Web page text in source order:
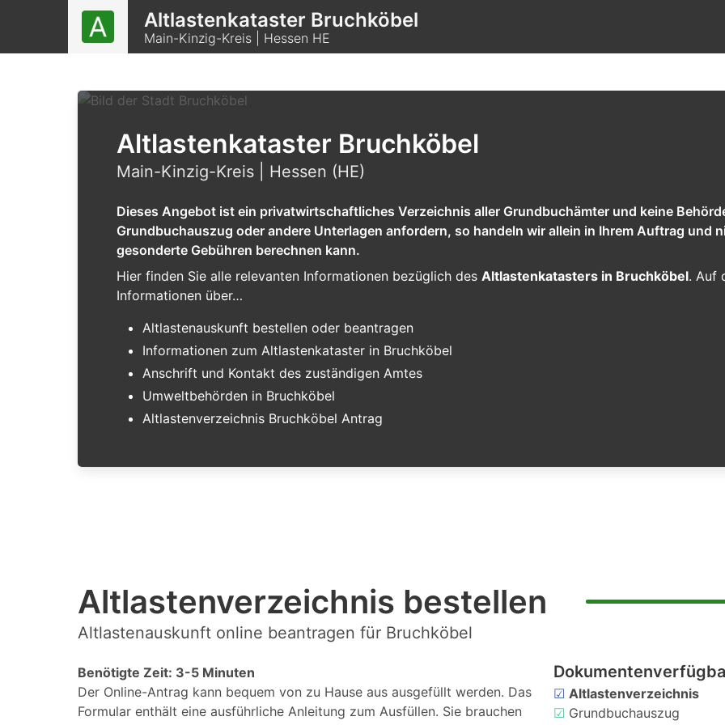
Altlastenkataster Bruchköbel
Main-Kinzig-Kreis | Hessen HE
Altlastenkataster Bruchköbel
Main-Kinzig-Kreis | Hessen (HE)
Dieses Angebot ist ein privatwirtschaftliches Verzeichnis aller Grundbuchämter und keine
Grundbuchauszug oder andere Unterlagen anfordern, so handeln wir allein in Ihrem Auftrag und
gesonderte Gebühren berechnen kann.
Hier finden Sie alle relevanten Informationen bezüglich des Altlastenkatasters in Bruchköbel. Auf
Informationen über…
Altlastenauskunft bestellen oder beantragen
Informationen zum Altlastenkataster in Bruchköbel
Anschrift und Kontakt des zuständigen Amtes
Umweltbehörden in Bruchköbel
Altlastenverzeichnis Bruchköbel Antrag
Altlastenverzeichnis bestellen
Altlastenauskunft online beantragen für Bruchköbel
Benötigte Zeit: 3-5 Minuten
Der Online-Antrag kann bequem von zu Hause aus ausgefüllt werden. Das
Formular enthält eine ausführliche Anleitung zum Ausfüllen. Sie brauchen
☑ Altlastenverzeichnis
☑ Grundbuchauszug